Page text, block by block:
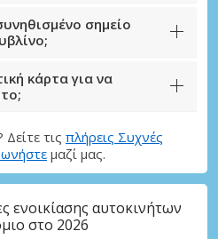
σημείο
κάρτα για να
τις πλήρεις Συχνές
μαζί μας.
ενοικίασης αυτοκινήτων
στο 2026